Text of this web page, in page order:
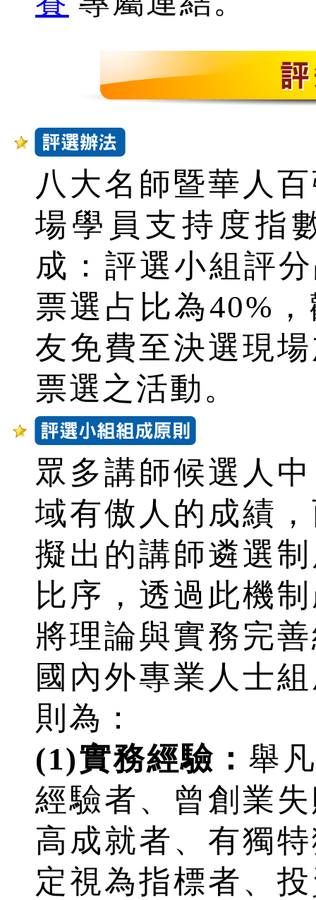
八大名師暨華人
場學員支持度指
成：評選小組評
票選占比為40%
友免費至決選現
票選之活動。
眾多講師候選人
域有傲人的成績
擬出的講師遴選
比序，透過此機
將理論與實務完
國內外專業人士
則為：
(1)實務經驗： 舉
經驗者、曾創業
高成就者、有獨
定視為指標者、